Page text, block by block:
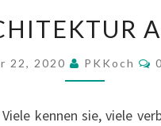
ALS
22, 2020 PKKoch
kennen sie, viele